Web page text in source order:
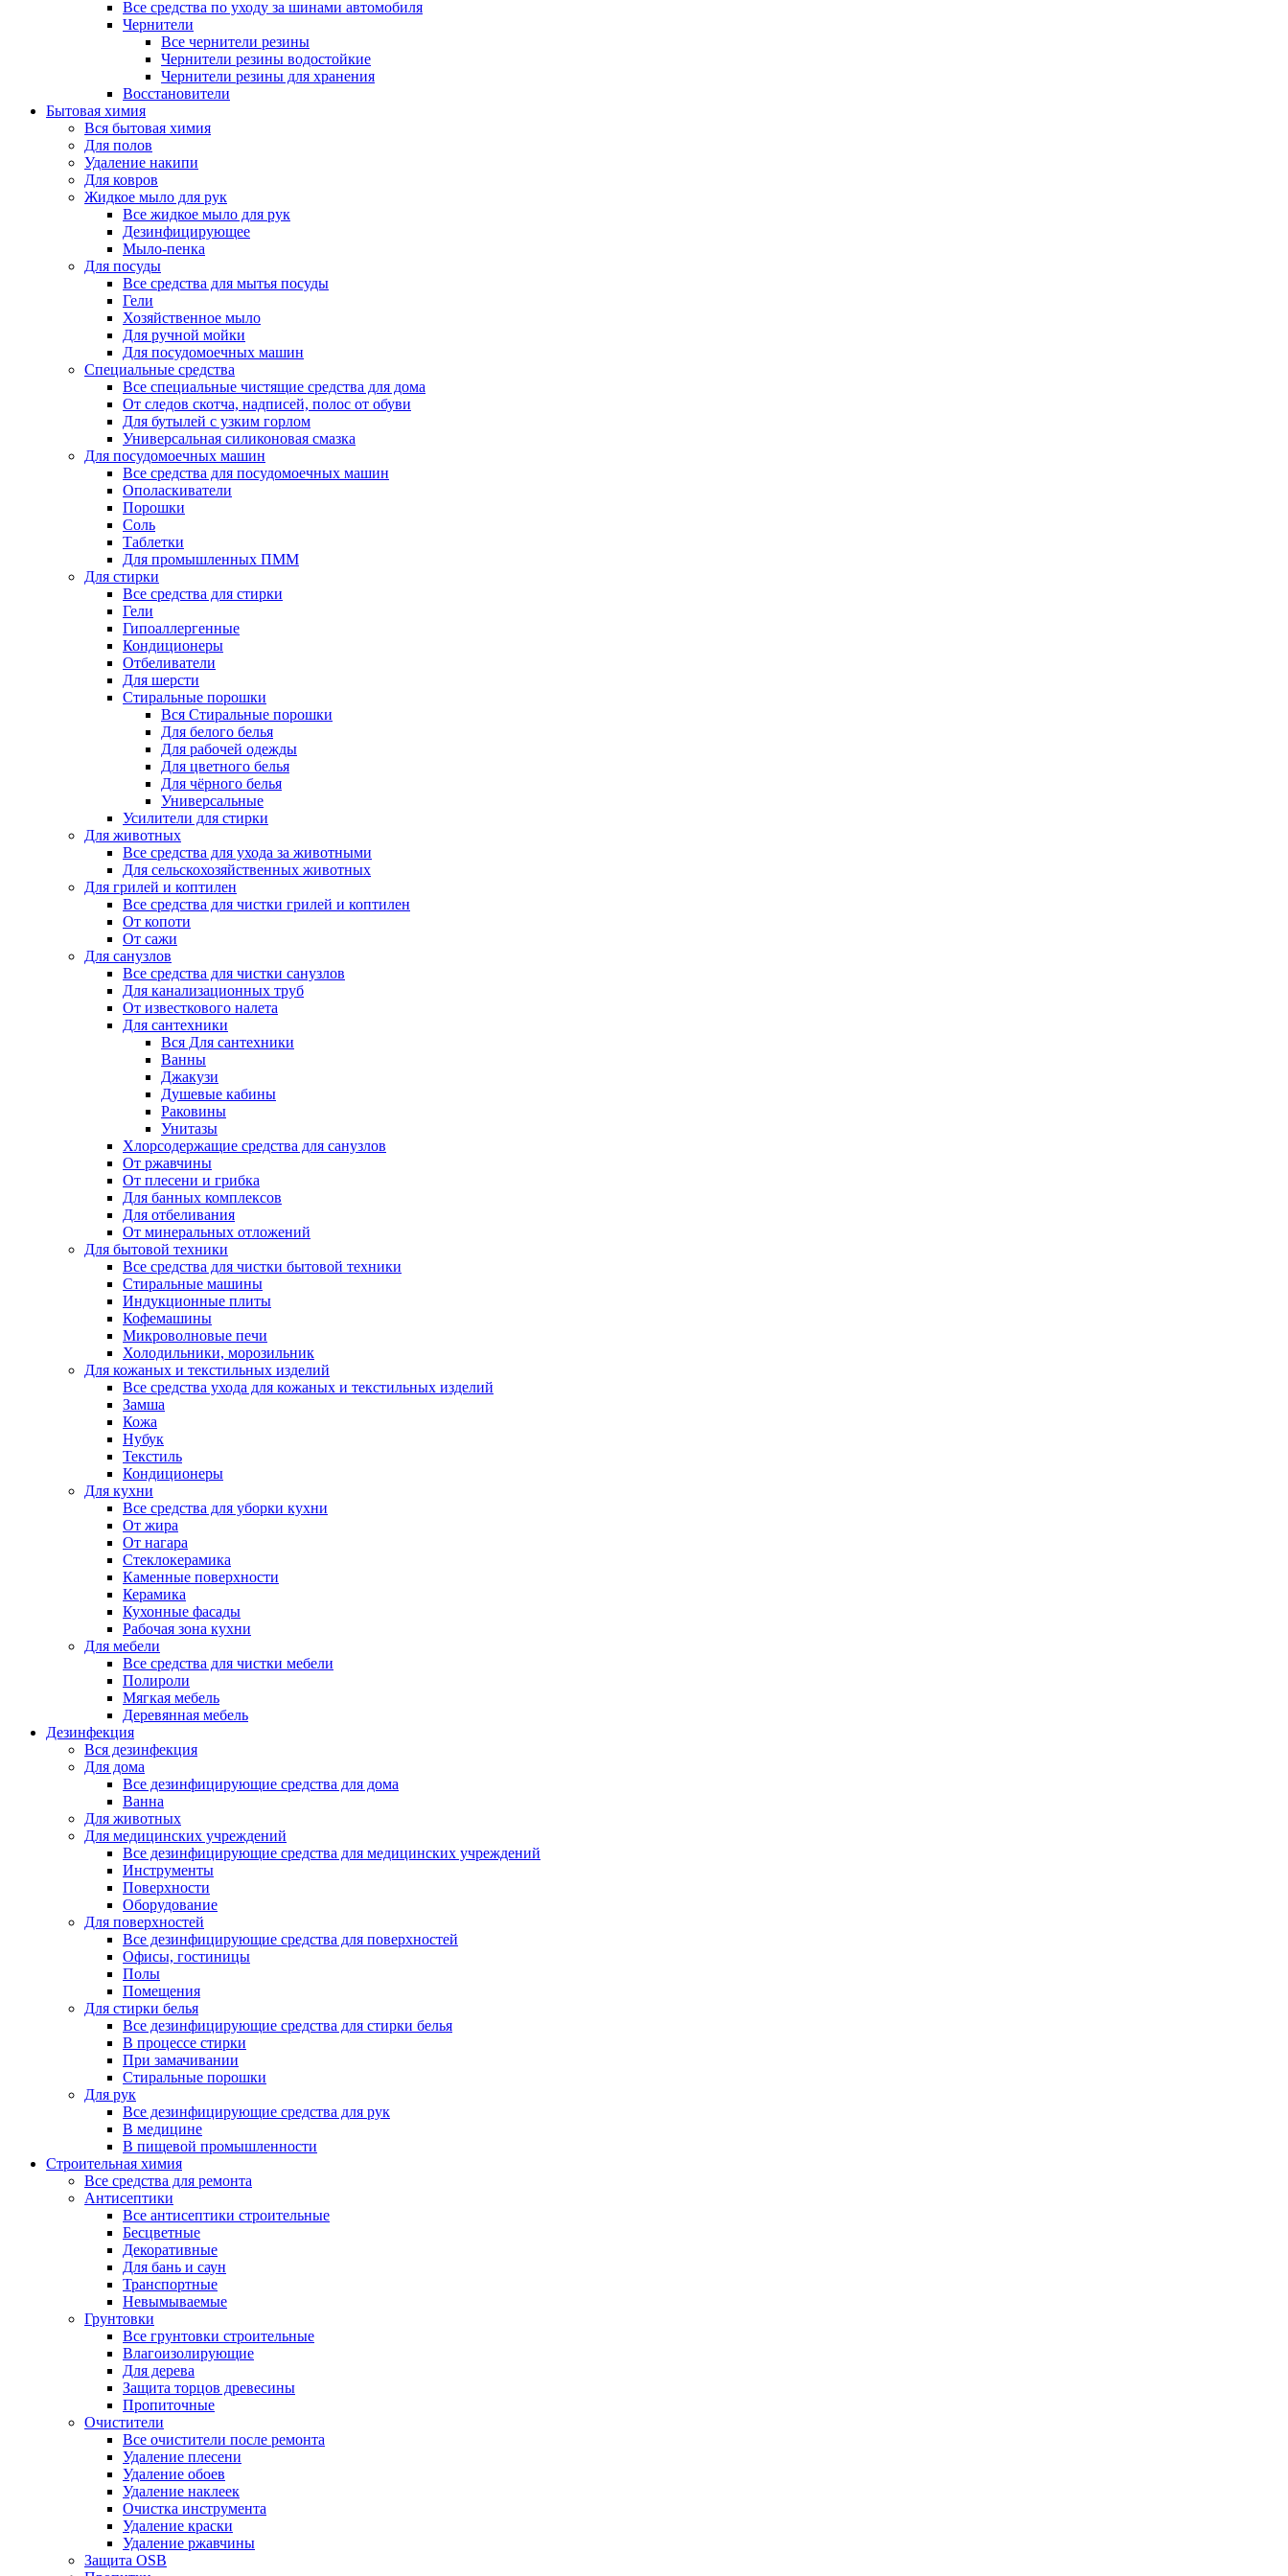
Все средства по уходу за шинами автомобиля
Чернители
Все чернители резины
Чернители резины водостойкие
Чернители резины для хранения
Восстановители
Бытовая химия
Вся бытовая химия
Для полов
Удаление накипи
Для ковров
Жидкое мыло для рук
Все жидкое мыло для рук
Дезинфицирующее
Мыло-пенка
Для посуды
Все средства для мытья посуды
Гели
Хозяйственное мыло
Для ручной мойки
Для посудомоечных машин
Специальные средства
Все специальные чистящие средства для дома
От следов скотча, надписей, полос от обуви
Для бутылей с узким горлом
Универсальная силиконовая смазка
Для посудомоечных машин
Все средства для посудомоечных машин
Ополаскиватели
Порошки
Соль
Таблетки
Для промышленных ПММ
Для стирки
Все средства для стирки
Гели
Гипоаллергенные
Кондиционеры
Отбеливатели
Для шерсти
Стиральные порошки
Вся Стиральные порошки
Для белого белья
Для рабочей одежды
Для цветного белья
Для чёрного белья
Универсальные
Усилители для стирки
Для животных
Все средства для ухода за животными
Для сельскохозяйственных животных
Для грилей и коптилен
Все средства для чистки грилей и коптилен
От копоти
От сажи
Для санузлов
Все средства для чистки санузлов
Для канализационных труб
От известкового налета
Для сантехники
Вся Для сантехники
Ванны
Джакузи
Душевые кабины
Раковины
Унитазы
Хлорсодержащие средства для санузлов
От ржавчины
От плесени и грибка
Для банных комплексов
Для отбеливания
От минеральных отложений
Для бытовой техники
Все средства для чистки бытовой техники
Стиральные машины
Индукционные плиты
Кофемашины
Микроволновые печи
Холодильники, морозильник
Для кожаных и текстильных изделий
Все средства ухода для кожаных и текстильных изделий
Замша
Кожа
Нубук
Текстиль
Кондиционеры
Для кухни
Все средства для уборки кухни
От жира
От нагара
Стеклокерамика
Каменные поверхности
Керамика
Кухонные фасады
Рабочая зона кухни
Для мебели
Все средства для чистки мебели
Полироли
Мягкая мебель
Деревянная мебель
Дезинфекция
Вся дезинфекция
Для дома
Все дезинфицирующие средства для дома
Ванна
Для животных
Для медицинских учреждений
Все дезинфицирующие средства для медицинских учреждений
Инструменты
Поверхности
Оборудование
Для поверхностей
Все дезинфицирующие средства для поверхностей
Офисы, гостиницы
Полы
Помещения
Для стирки белья
Все дезинфицирующие средства для стирки белья
В процессе стирки
При замачивании
Стиральные порошки
Для рук
Все дезинфицирующие средства для рук
В медицине
В пищевой промышленности
Строительная химия
Все средства для ремонта
Антисептики
Все антисептики строительные
Бесцветные
Декоративные
Для бань и саун
Транспортные
Невымываемые
Грунтовки
Все грунтовки строительные
Влагоизолирующие
Для дерева
Защита торцов древесины
Пропиточные
Очистители
Все очистители после ремонта
Удаление плесени
Удаление обоев
Удаление наклеек
Очистка инструмента
Удаление краски
Удаление ржавчины
Защита OSB